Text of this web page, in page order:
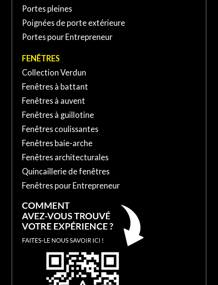
Canada
Portes pleines
Poignées de porte extérieure
Portes pour Entrepreneur
FENÊTRES
Collection Verdun
Fenêtres à battant
Fenêtres à auvent
Fenêtres à guillotine
Fenêtres coulissantes
Fenêtres baie-arche
Fenêtres architecturales
Quincaillerie de fenêtres
Fenêtres pour Entrepreneur